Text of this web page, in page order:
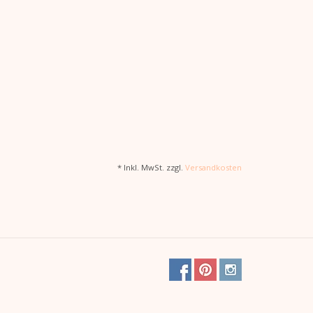
* Inkl. MwSt. zzgl. Versandkosten